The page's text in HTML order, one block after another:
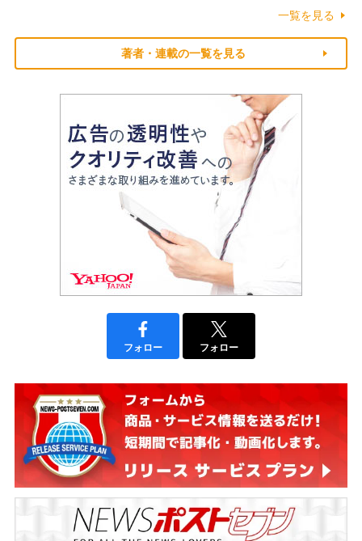
一覧を見る
著者・連載の一覧を見る
フォロー フォロー